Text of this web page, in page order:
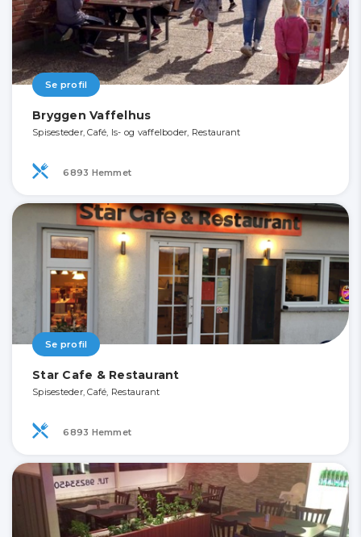
Se profil
Bryggen Vaffelhus
Spisesteder, Café, Is- og vaffelboder, Restaurant
6893 Hemmet
Se profil
Star Cafe & Restaurant
Spisesteder, Café, Restaurant
6893 Hemmet